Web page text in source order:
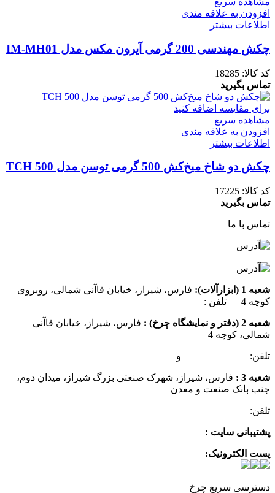
افزودن به علاقه مندی
اطلاعات بیشتر
چکش مهندسی 200 گرمی آیرون مکس مدل IM-MH01
کد کالا: 18285
تماس بگیرید
برای مقایسه اضافه کنید
مشاهده سریع
افزودن به علاقه مندی
اطلاعات بیشتر
چکش دو شاخ میخ‌کش 500 گرمی توسن مدل 500 TCH
کد کالا: 17225
تماس بگیرید
تماس با ما
شعبه 1 (ابزارآلات):
فارس، شیراز، خیابان قاآنی شمالی، روبروی
کوچه 4 تلفن :
شعبه 2 (دفتر و نمایشگاه چرخ) :
فارس، شیراز، خیابان قاآنی
شمالی، کوچه 4
تلفن: و
شعبه 3 :
فارس، شیراز، شهرک صنعتی بزرگ شیراز، میدان دوم،
جنب بانک صنعت و معدن
تلفن:
پشتیبانی سایت :
پست الکترونیک:
دسترسی سریع چرخ